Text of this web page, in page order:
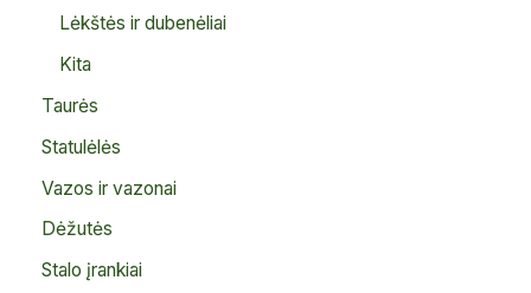
Lėkštės ir dubenėliai
Kita
Taurės
Statulėlės
Vazos ir vazonai
Dėžutės
Stalo įrankiai